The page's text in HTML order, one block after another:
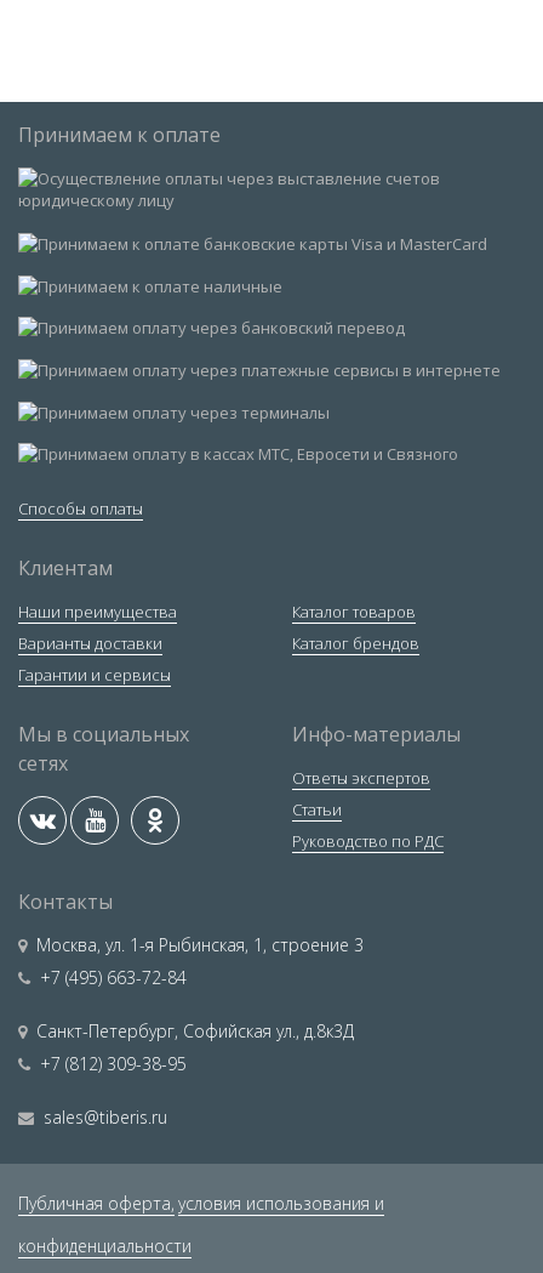
Принимаем к оплате
Способы оплаты
Клиентам
Наши преимущества
Варианты доставки
Гарантии и сервисы
Каталог товаров
Каталог брендов
Мы в социальных
сетях
Инфо-материалы
Ответы экспертов
Статьи
Руководство по РДС
Контакты
Москва, ул. 1-я Рыбинская, 1, строение 3
+7 (495) 663-72-84
Санкт-Петербург, Софийская ул., д.8к3Д
+7 (812) 309-38-95
sales@tiberis.ru
Публичная оферта, условия использования и
конфиденциальности